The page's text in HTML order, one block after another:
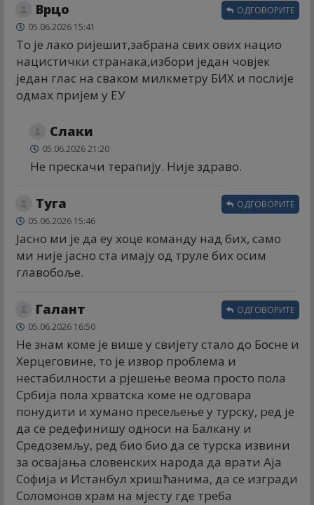
Врцо
05.06.2026 15:41
То је лако ријешит,забрана свих ових нацио
нацистички странака,избори један човјек
један глас на сваком милкметру БИХ и послије
одмах пријем у ЕУ
ОДГОВОРИТЕ
Слаки
05.06.2026 21:20
Не прескачи терапију. Није здраво.
Туга
05.06.2026 15:46
Јасно ми је да еу хоце команду над бих, само
ми није јасно ста имају од труле бих осим
главобоље.
ОДГОВОРИТЕ
Галант
05.06.2026 16:50
Не знам коме је више у свијету стало до Босне и
Херцеговине, то је извор проблема и
нестабилности а рјешење веома просто пола
Србија пола хрватска коме не одговара
понудити и хумано пресељење у турску, ред је
да се редефинишу односи на Балкану и
Средоземљу, ред био био да се турска извини
за освајања словенских народа да врати Аја
Софија и Истанбул хришћанима, да се изгради
Соломонов храм на мјесту где треба
ОДГОВОРИТЕ